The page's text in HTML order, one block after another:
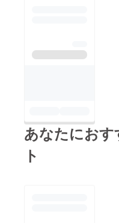
あなたにお
ト